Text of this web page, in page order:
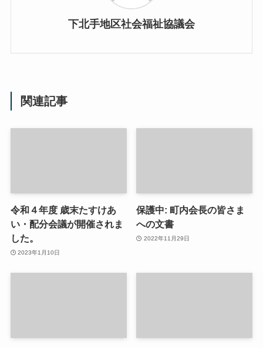
下北手地区社会福祉協議会
関連記事
令和４年度 歳末たすけあ
い・配分会議が開催されま
した。
2023年1月10日
保護中: 町内会長の皆さま
への文書
2022年11月29日